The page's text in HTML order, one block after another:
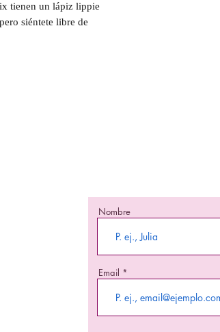
tienen un lápiz lippie
siéntete libre de
Nombre
Email